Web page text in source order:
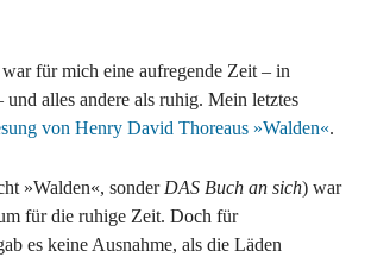
für mich eine aufregende Zeit – in
alles andere als ruhig. Mein letztes
von Henry David Thoreaus »Walden«.
»Walden«, sonder DAS Buch an sich) war
für die ruhige Zeit. Doch für
es keine Ausnahme, als die Läden